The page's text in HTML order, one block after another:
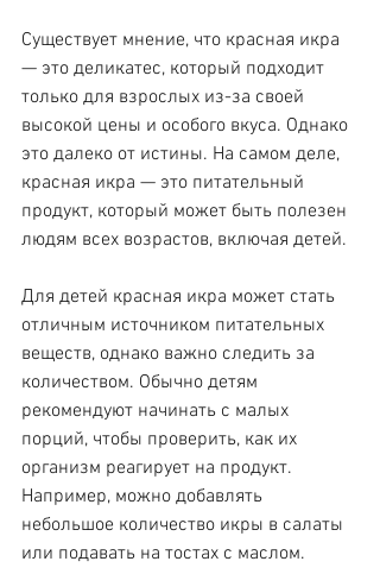
Существует мнение, что красная икра
— это деликатес, который подходит
только для взрослых из-за своей
высокой цены и особого вкуса. Однако
это далеко от истины. На самом деле,
красная икра — это питательный
продукт, который может быть полезен
людям всех возрастов, включая детей.
Для детей красная икра может стать
отличным источником питательных
веществ, однако важно следить за
количеством. Обычно детям
рекомендуют начинать с малых
порций, чтобы проверить, как их
организм реагирует на продукт.
Например, можно добавлять
небольшое количество икры в салаты
или подавать на тостах с маслом.